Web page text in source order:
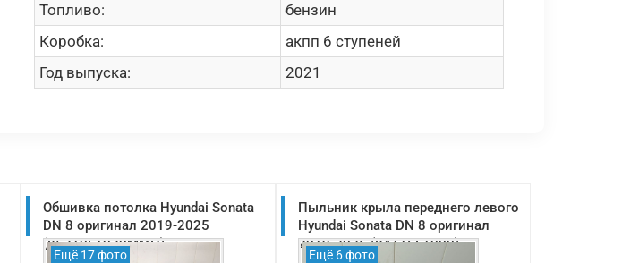
Топливо:
бензин
Коробка:
акпп 6 ступеней
Год выпуска:
2021
Обшивка потолка Hyundai Sonata
DN 8 оригинал 2019-2025
(85310L1030MMH)
Ещё 17 фото
Пыльник крыла переднего левого
Hyundai Sonata DN 8 оригинал
2019-2025 (84116L1000)
Ещё 6 фото